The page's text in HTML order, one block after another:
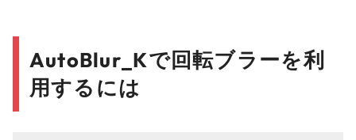
AutoBlur_Kで回転ブラーを利
用するには